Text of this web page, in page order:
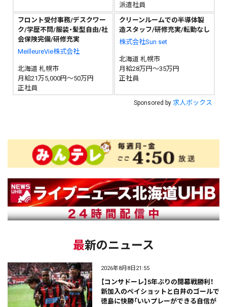
派遣社員
フロント受付事務/デスクワー
ク/学歴不問/服装・髪型自由/社
会保険完備/研修充実
MeilleureVie株式会社
北海道 札幌市
月給21万5,000円～50万円
正社員
クリーンルームでの半導体製
造スタッフ/研修充実/転勤なし
株式会社Sun set
北海道 札幌市
月給28万円～35万円
正社員
Sponsored by 求人ボックス
最新のニュース
2026年8月8日21:55
【コンサドーレ】5年ぶりの開幕戦勝利！
新加入のペイショットと白井のゴールで
徳島に快勝「いいプレーができる自信が